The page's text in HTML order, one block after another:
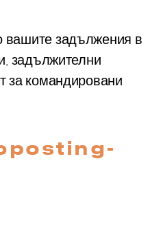
вашите задължения в
задължителни
за командировани